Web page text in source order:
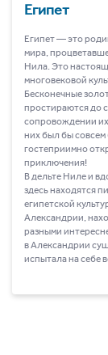
Египет
Египет ― это
мира,
Нила. Это
многовековой
Бесконечные
простираются до
сопровождении
них был бы
гостеприимно
приключения!
В дельте Ниле и
здесь находятся
египетской
Александрии,
разными
в Александрии
испытала на себе